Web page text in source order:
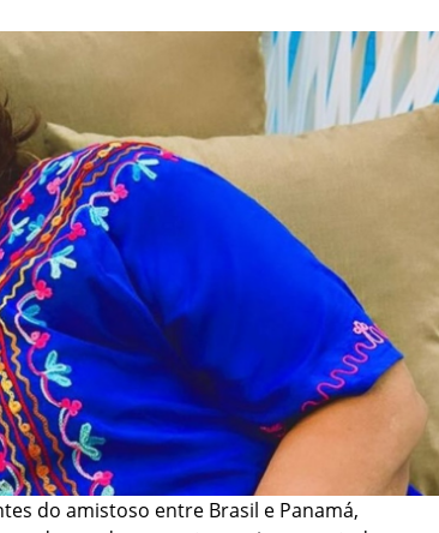
do amistoso entre Brasil e Panamá,